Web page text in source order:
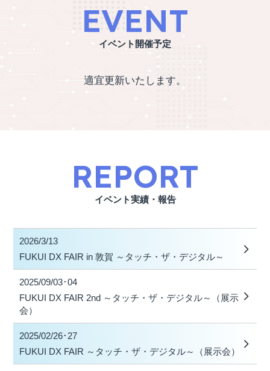
EVENT
イベント開催予定
適宜更新いたします。
REPORT
イベント実績・報告
2026/3/13
FUKUI DX FAIR in 敦賀 ～タッチ・ザ・デジタル～
2025/09/03･04
FUKUI DX FAIR 2nd ～タッチ・ザ・デジタル～（展示
会）
2025/02/26･27
FUKUI DX FAIR ～タッチ・ザ・デジタル～（展示会）